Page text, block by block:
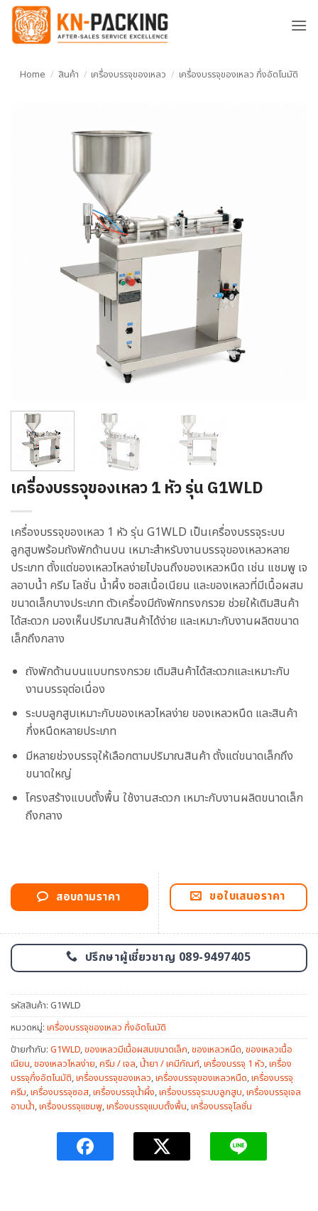
ข้าม
ยัง
Home / สินค้า / เครื่องบรรจุของเหลว / เครื่องบรรจุของเหลว กึ่งอัตโนมัติ
เครื่องบรรจุของเหลว 1 หัว รุ่น G1WLD
เครื่องบรรจุของเหลว 1 หัว รุ่น G1WLD เป็นเครื่องบรรจุระบบ
ลูกสูบพร้อมถังพักด้านบน เหมาะสำหรับงานบรรจุของเหลวหลาย
ประเภท ตั้งแต่ของเหลวไหลง่ายไปจนถึงของเหลวหนืด เช่น แชมพู เจ
ลอาบน้ำ ครีม โลชั่น น้ำผึ้ง ซอสเนื้อเนียน และของเหลวที่มีเนื้อผสม
ขนาดเล็กบางประเภท ตัวเครื่องมีถังพักทรงกรวย ช่วยให้เติมสินค้า
ได้สะดวก มองเห็นปริมาณสินค้าได้ง่าย และเหมาะกับงานผลิตขนาด
เล็กถึงกลาง
ถังพักด้านบนแบบทรงกรวย เติมสินค้าได้สะดวกและเหมาะกับ
งานบรรจุต่อเนื่อง
ระบบลูกสูบเหมาะกับของเหลวไหลง่าย ของเหลวหนืด และสินค้า
กึ่งหนืดหลายประเภท
มีหลายช่วงบรรจุให้เลือกตามปริมาณสินค้า ตั้งแต่ขนาดเล็กถึง
ขนาดใหญ่
โครงสร้างแบบตั้งพื้น ใช้งานสะดวก เหมาะกับงานผลิตขนาดเล็ก
ถึงกลาง
สอบถามราคา ขอใบเสนอราคา
ปรึกษาผู้เชี่ยวชาญ 089-9497405
รหัสสินค้า: G1WLD
หมวดหมู่: เครื่องบรรจุของเหลว กึ่งอัตโนมัติ
ป้ายกำกับ: G1WLD,ของเหลวมีเนื้อผสมขนาดเล็ก,ของเหลวหนืด,ของเหลวเนื้อ
เนียน,ของเหลวไหลง่าย,ครีม / เจล,น้ำยา / เคมีภัณฑ์,เครื่องบรรจุ 1 หัว,เครื่อง
บรรจุกึ่งอัตโนมัติ,เครื่องบรรจุของเหลว,เครื่องบรรจุของเหลวหนืด,เครื่องบรรจุ
ครีม,เครื่องบรรจุซอส,เครื่องบรรจุน้ำผึ้ง,เครื่องบรรจุระบบลูกสูบ,เครื่องบรรจุเจล
อาบน้ำ,เครื่องบรรจุแชมพู,เครื่องบรรจุแบบตั้งพื้น,เครื่องบรรจุโลชั่น